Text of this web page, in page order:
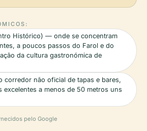
Histórico) — onde se concentram
a poucos passos do Farol e do
da cultura gastronómica de
corredor não oficial de tapas e bares,
excelentes a menos de 50 metros uns
pelo Google